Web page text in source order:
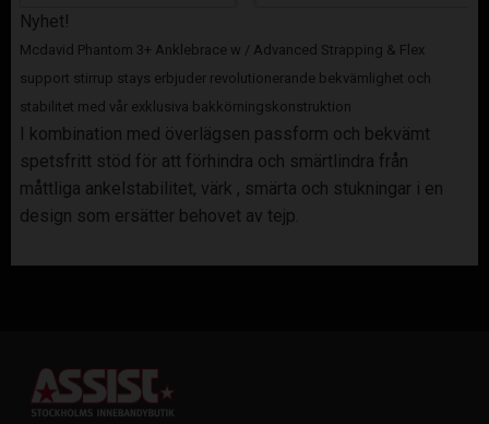
Nyhet!
Mcdavid Phantom 3+ Anklebrace w / Advanced Strapping & Flex
support stirrup stays erbjuder revolutionerande bekvämlighet och
stabilitet med vår exklusiva bakkörningskonstruktion
I kombination med överlägsen passform och bekvämt
spetsfritt stöd för att förhindra och smärtlindra från
måttliga ankelstabilitet, värk , smärta och stukningar i en
design som ersätter behovet av tejp.